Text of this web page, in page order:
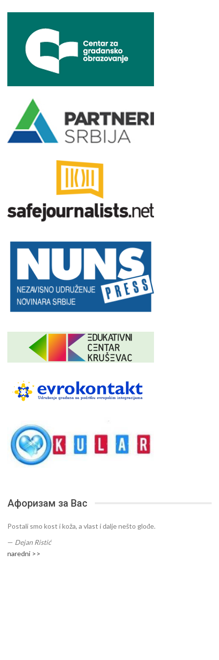
Афоризам за Вас
Postali smo kost i koža, a vlast i dalje nešto glođe.
— Dejan Ristić
naredni >>